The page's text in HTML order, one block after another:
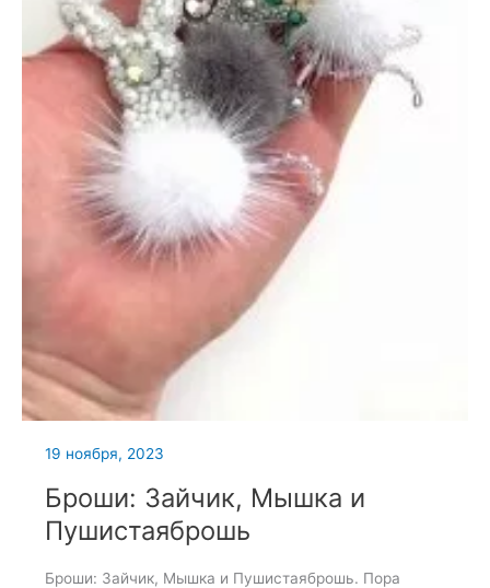
19 ноября, 2023
Броши: Зайчик, Мышка и
Пушистаяброшь
Броши: Зайчик, Мышка и Пушистаяброшь. Пора